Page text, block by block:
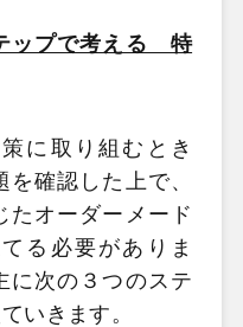
ップで考える 特
に取り組むとき
確認した上で、
たオーダーメード
る必要がありま
に次の３つのステ
いきます。